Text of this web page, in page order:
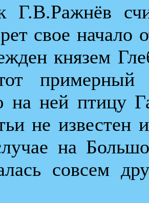
Г.В.Ражнёв
свое начало
князем
на ней птицу
не известен
на
совсем